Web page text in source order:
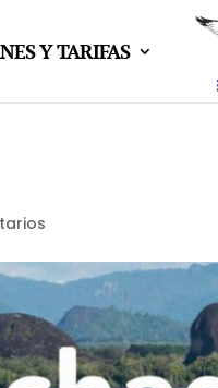
Y TARIFAS